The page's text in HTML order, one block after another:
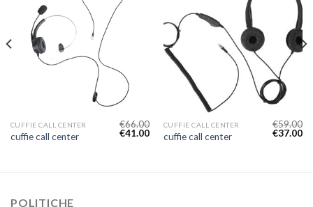
CUFFIE CALL CENTER
cuffie call center
€66.00
€41.00
CUFFIE CALL CENTER
cuffie call center
€59.00
€37.00
POLITICHE